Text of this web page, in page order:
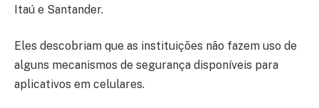
Itaú e Santander.
Eles descobriam que as instituições não fazem uso de
alguns mecanismos de segurança disponíveis para
aplicativos em celulares.